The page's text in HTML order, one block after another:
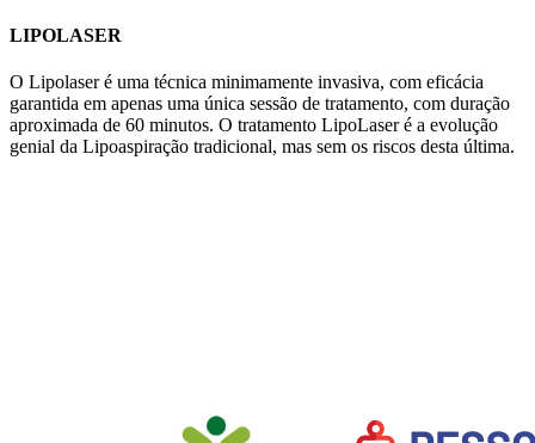
LIPOLASER
O Lipolaser é uma técnica minimamente invasiva, com eficácia
garantida em apenas uma única sessão de tratamento, com duração
aproximada de 60 minutos. O tratamento LipoLaser é a evolução
genial da Lipoaspiração tradicional, mas sem os riscos desta última.